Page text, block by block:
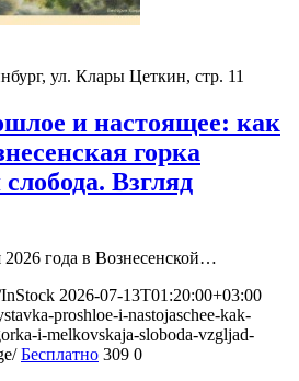
ул. Клары Цеткин, стр. 11
и настоящее: как
горка
Взгляд
года в Вознесенской…
2026-07-13T01:20:00+03:00
proshloe-i-nastojaschee-kak-
i-melkovskaja-sloboda-vzgljad-
Бесплатно 309 0